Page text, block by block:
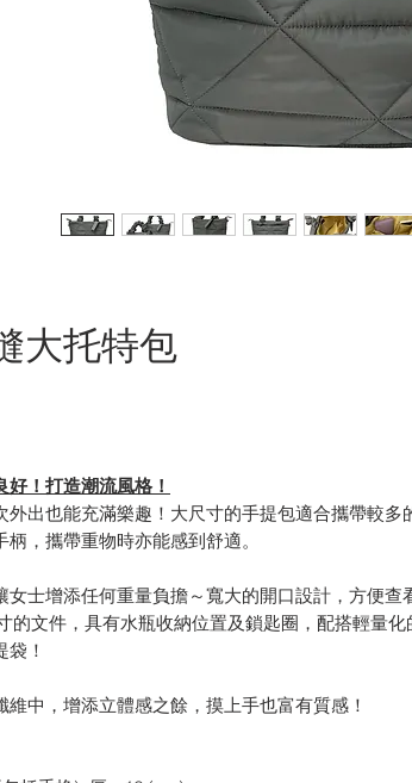
大托特包
！打造潮流風格！
出也能充滿樂趣！大尺寸的手提包適合攜帶較多
，攜帶重物時亦能感到舒適。
女士增添任何重量負擔～寬大的開口設計，方便查
的文件，具有水瓶收納位置及鎖匙圈，配搭輕量化
！
中，增添立體感之餘，摸上手也富有質感！